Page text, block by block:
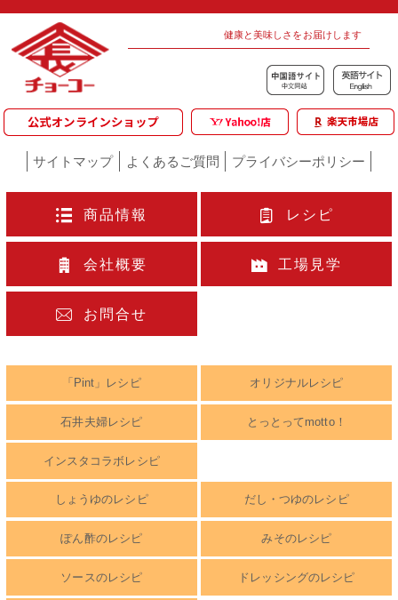
健康と美味しさをお届けします
サイトマップ よくあるご質問 プライバシーポリシー
商品情報 レシピ
会社概要 工場見学
お問合せ
「Pint」レシピ オリジナルレシピ
石井夫婦レシピ とっとってmotto！
インスタコラボレシピ
しょうゆのレシピ だし・つゆのレシピ
ぽん酢のレシピ みそのレシピ
ソースのレシピ ドレッシングのレシピ